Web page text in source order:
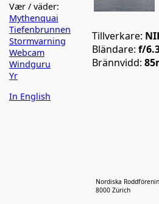
Vær / väder:
Mythenquai
Tiefenbrunnen
Stormvarning
Webcam
Windguru
Yr
In English
Tillverkare:
Bländare: f/
Brännvidd:
Nordiska
8000 Zürich